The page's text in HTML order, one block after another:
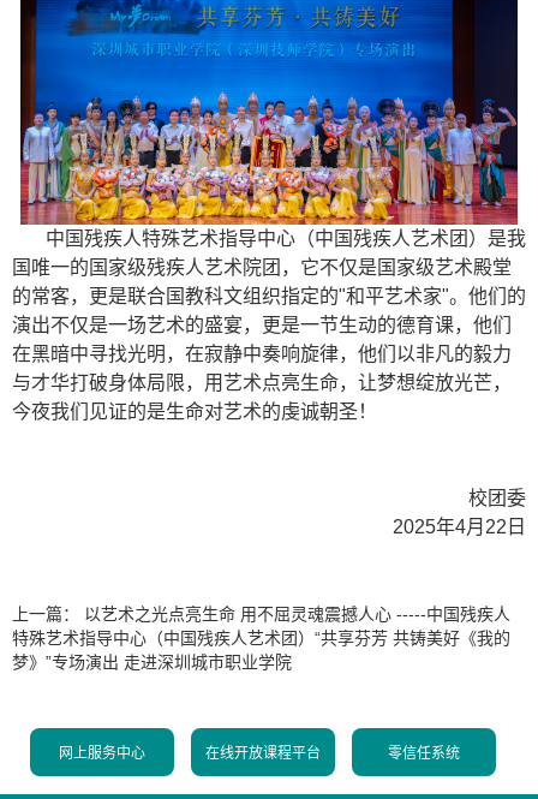
中国残疾人特殊艺术指导中心（中国残疾人艺术团）是我
国唯一的国家级残疾人艺术院团，它不仅是国家级艺术殿堂
的常客，更是联合国教科文组织指定的"和平艺术家"。他们的
演出不仅是一场艺术的盛宴，更是一节生动的德育课，他们
在黑暗中寻找光明，在寂静中奏响旋律，他们以非凡的毅力
与才华打破身体局限，用艺术点亮生命，让梦想绽放光芒，
今夜我们见证的是生命对艺术的虔诚朝圣！
校团委
2025年4月22日
上一篇：
以艺术之光点亮生命 用不屈灵魂震撼人心 -----中国残疾人
特殊艺术指导中心（中国残疾人艺术团）“共享芬芳 共铸美好《我的
梦》”专场演出 走进深圳城市职业学院
网上服务中心 在线开放课程平台 零信任系统